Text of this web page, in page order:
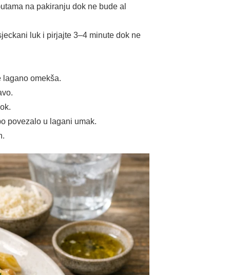
na pakiranju dok ne bude al
luk i pirjajte 3–4 minute dok ne
lagano omekša.
povezalo u lagani umak.